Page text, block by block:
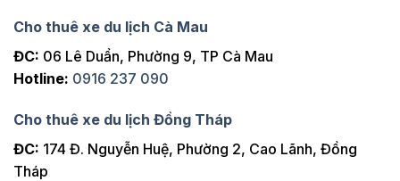
Cho thuê xe du lịch Cà Mau
ĐC: 06 Lê Duẩn, Phường 9, TP Cà Mau
Hotline: 0916 237 090
Cho thuê xe du lịch Đồng Tháp
ĐC: 174 Đ. Nguyễn Huệ, Phường 2, Cao Lãnh, Đồng
Tháp